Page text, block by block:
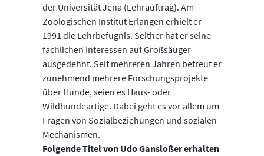
der Universität Jena (Lehrauftrag). Am
Zoologischen Institut Erlangen erhielt er
1991 die Lehrbefugnis. Seither hat er seine
fachlichen Interessen auf Großsäuger
ausgedehnt. Seit mehreren Jahren betreut er
zunehmend mehrere Forschungsprojekte
über Hunde, seien es Haus- oder
Wildhundeartige. Dabei geht es vor allem um
Fragen von Sozialbeziehungen und sozialen
Mechanismen.
Folgende Titel von Udo Gansloßer erhalten